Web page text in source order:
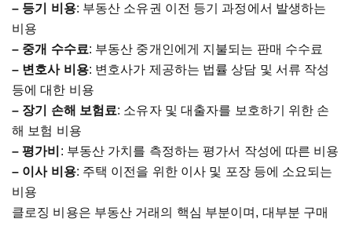
– 등기 비용: 부동산 소유권 이전 등기 과정에서 발생하는
비용
– 중개 수수료: 부동산 중개인에게 지불되는 판매 수수료
– 변호사 비용: 변호사가 제공하는 법률 상담 및 서류 작성
등에 대한 비용
– 장기 손해 보험료: 소유자 및 대출자를 보호하기 위한 손
해 보험 비용
–평가비 : 부동산 가치를 측정하는 평가서 작성에 따른 비용
– 이사 비용: 주택 이전을 위한 이사 및 포장 등에 소요되는
비용
클로징 비용은 부동산 거래의 핵심 부분이며 , 대부분 구매